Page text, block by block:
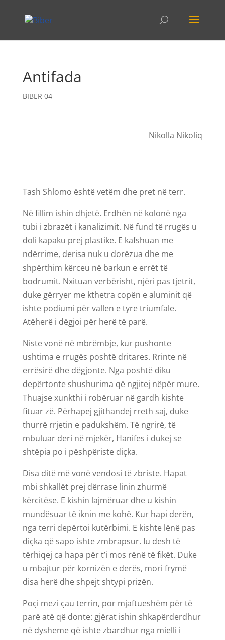
Antifada
BIBER 04
Nikolla Nikoliq
Tash Shlomo është vetëm dhe pret në terr.
Në fillim ishin dhjetë. Erdhën në kolonë nga
tubi i zbrazët i kanalizimit. Në fund të rrugës u
doli kapaku prej plastike. E kafshuan me
ndërrime, derisa nuk u dorëzua dhe me
shpërthim kërceu në barkun e errët të
bodrumit. Nxituan verbërisht, njëri pas tjetrit,
duke gërryer me kthetra copën e aluminit që
ishte podiumi për vallen e tyre triumfale.
Atëherë i dëgjoi për herë të parë.
Niste vonë në mbrëmbje, kur pushonte
ushtima e rrugës poshtë dritares. Rrinte në
errësirë dhe dëgjonte. Nga poshtë diku
depërtonte shushurima që ngjitej nëpër mure.
Thuajse xunkthi i robëruar në gardh kishte
fituar zë. Përhapej gjithandej rreth saj, duke
thurrë rrjetin e padukshëm. Të ngrirë, të
mbuluar deri në mjekër, Hanifes i dukej se
shtëpia po i pëshpëriste diçka.
Disa ditë më vonë vendosi të zbriste. Hapat
mbi shkallët prej dërrase linin zhurmë
kërcitëse. E kishin lajmëruar dhe u kishin
mundësuar të iknin me kohë. Kur hapi derën,
nga terri depërtoi kutërbimi. E kishte lënë pas
diçka që sapo ishte zmbrapsur. Iu desh të
tërhiqej ca hapa për t’i mos rënë të fikët. Duke
u mbajtur për kornizën e derës, mori frymë
disa herë dhe shpejt shtypi prizën.
Poçi mezi çau terrin, por mjaftueshëm për të
parë atë që donte: gjërat ishin shkapërderdhur
në dysheme që ishte zbardhur nga mielli i